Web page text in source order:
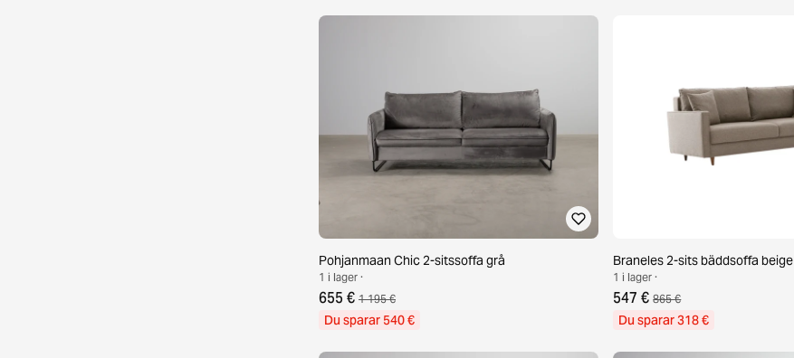
Pohjanmaan Chic 2-sitssoffa grå
1 i lager ·
655 € 1 195 €
Du sparar 540 €
Braneles 2-sits bäddsoffa beige
1 i lager ·
547 € 865 €
Du sparar 318 €